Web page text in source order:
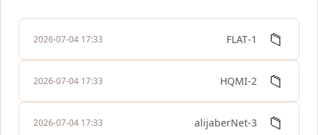
📁
1-FLAT
2026-07-04 17:33
📁
2-HQMI
2026-07-04 17:33
📁
3-alijaberNet
2026-07-04 17:33